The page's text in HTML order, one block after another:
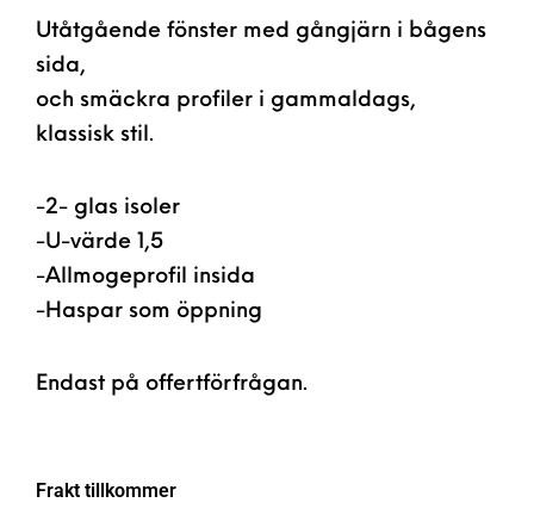
Utåtgående fönster med gångjärn i bågens
sida,
och smäckra profiler i gammaldags,
klassisk stil.
-2- glas isoler
-U-värde 1,5
-Allmogeprofil insida
-Haspar som öppning
Endast på offertförfrågan.
Frakt tillkommer